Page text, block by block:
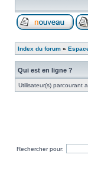
Index du forum »
Qui est en ligne ?
Utilisateur(s) parcourant
Rechercher pour: